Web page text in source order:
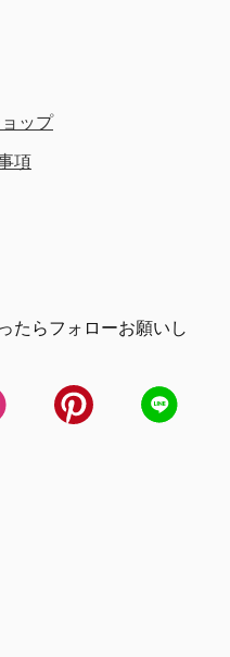
ップ
項
たらフォローお願いし